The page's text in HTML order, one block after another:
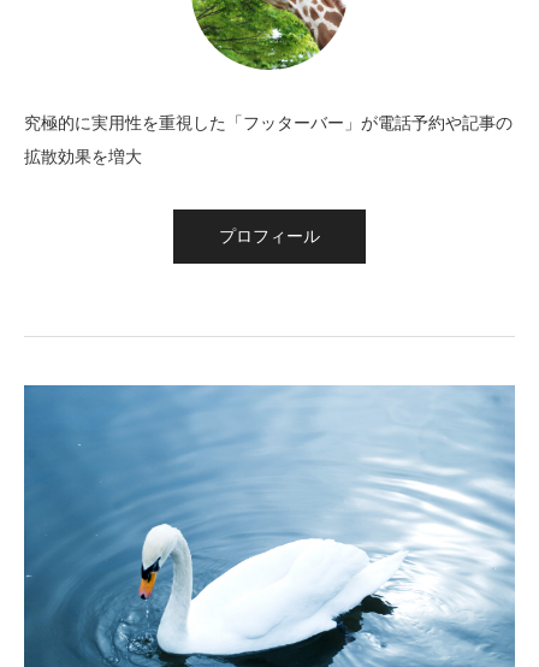
究極的に実用性を重視した「フッターバー」が電話予約や記事の
拡散効果を増大
プロフィール